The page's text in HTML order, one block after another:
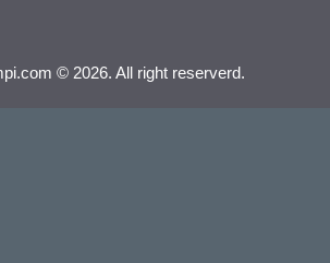
© 2026. All right reserverd.